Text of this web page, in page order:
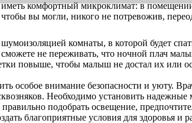
комфортный микроклимат: в
вы могли, никого не потревожив,
шумоизоляцией комнаты, в которой будет
не переживать, что ночной плач
повыше, чтобы малыш не достал их или
особое внимание безопасности и уюту.
Необходимо установить
подобрать освещение,
благоприятные условия для здоровья и